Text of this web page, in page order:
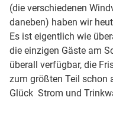
(die verschiedenen
daneben) haben wir
Es ist eigentlich wie
die einzigen Gäste am
überall verfügbar, die
zum größten Teil schon
Glück Strom und